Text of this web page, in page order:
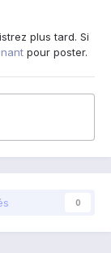
plus tard. Si
pour poster.
0